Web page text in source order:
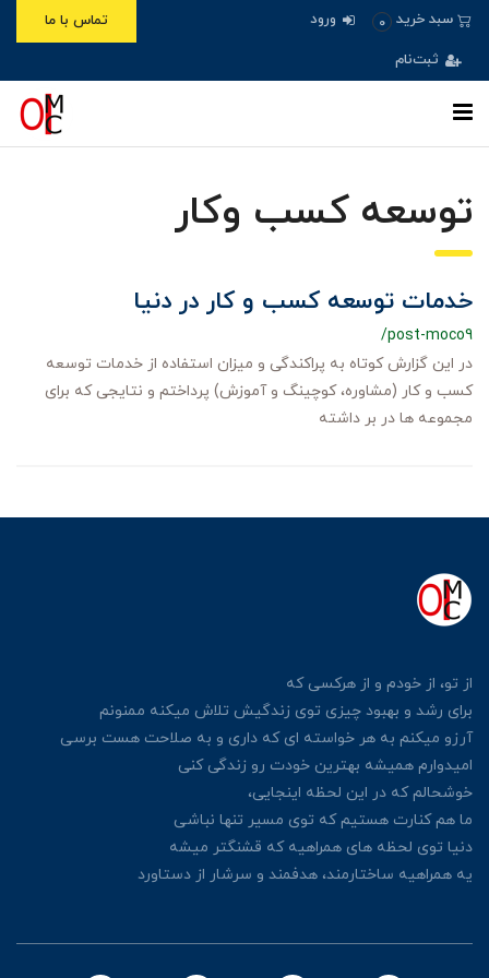
سبد خرید 0 ورود
ثبت‌نام
تماس با ما
توسعه کسب وکار
خدمات توسعه کسب و کار در دنیا
/post-moco9
در این گزارش کوتاه به پراکندگی و میزان استفاده از خدمات توسعه
کسب و کار (مشاوره، کوچینگ و آموزش) پرداختم و نتایجی که برای
مجموعه ها در بر داشته
از تو، از خودم و از هرکسیکه
برای رشد و بهبود چیزی توی زندگیش تلاش میکنه ممنونم
آرزو میکنم به هر خواسته ای که داری و به صلاحت هست برسی
امیدوارم همیشه بهترین خودت رو زندگی کنی
خوشحالم که در این لحظه اینجایی،
ما هم کنارت هستیم که توی مسیر تنها نباشی
دنیا توی لحظه های همراهیه که قشنگتر میشه
یه همراهیه ساختارمند، هدفمند و سرشار از دستاورد